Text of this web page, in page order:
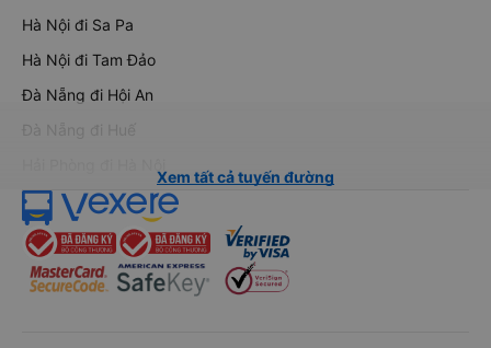
Hà Nội đi Sa Pa
Hà Nội đi Tam Đảo
Đà Nẵng đi Hội An
Đà Nẵng đi Huế
Xem tất cả tuyến đường